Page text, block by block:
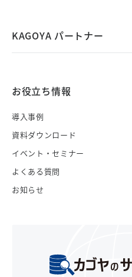
KAGOYA パートナー
お役立ち情報
導入事例
資料ダウンロード
イベント・セミナー
よくある質問
お知らせ